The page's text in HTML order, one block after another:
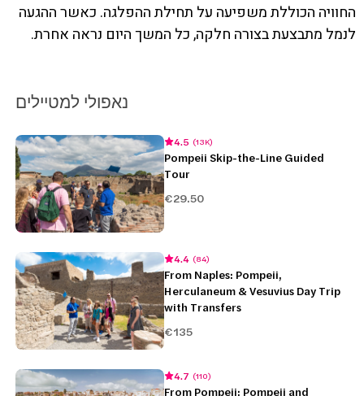
החוויה הכוללת משפיעה על תחילת ההפלגה. כאשר ההגעה
לנמל מתבצעת בצורה חלקה, כל המשך היום נראה אחרת.